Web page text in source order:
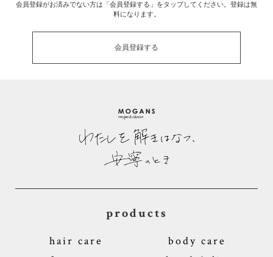
会員登録がお済みでない方は「会員登録する」をタップしてください。登録は無
料になります。
会員登録する
products
hair care
body care